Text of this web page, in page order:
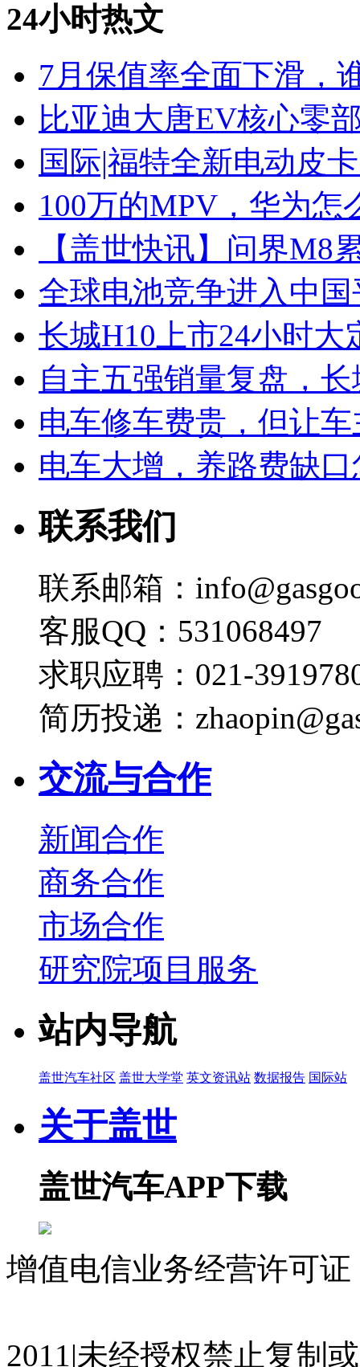
24小时热文
7月保值率全面下滑，
比亚迪大唐EV核心零
国际|福特全新电动皮
100万的MPV，华为怎
【盖世快讯】问界M8
全球电池竞争进入中
长城H10上市24小时大
自主五强销量复盘，
电车修车费贵，但让
电车大增，养路费缺
联系我们
联系邮箱：
客服QQ：531068497
求职应聘：021-
简历投递：
交流与合作
新闻合作
商务合作
市场合作
研究院项目服务
站内导航
盖世汽车社区 盖世大学堂 英文资讯站 数据报告 国际站
关于盖世
盖世汽车APP下载
增值电信业务经营许可
2011|未经授权禁止复制